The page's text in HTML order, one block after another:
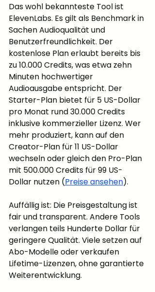
Das wohl bekannteste Tool ist
ElevenLabs. Es gilt als Benchmark in
Sachen Audioqualität und
Benutzerfreundlichkeit. Der
kostenlose Plan erlaubt bereits bis
zu 10.000 Credits, was etwa zehn
Minuten hochwertiger
Audioausgabe entspricht. Der
Starter-Plan bietet für 5 US-Dollar
pro Monat rund 30.000 Credits
inklusive kommerzieller Lizenz. Wer
mehr produziert, kann auf den
Creator-Plan für 11 US-Dollar
wechseln oder gleich den Pro-Plan
mit 500.000 Credits für 99 US-
Dollar nutzen (Preise ansehen).
Auffällig ist: Die Preisgestaltung ist
fair und transparent. Andere Tools
verlangen teils Hunderte Dollar für
geringere Qualität. Viele setzen auf
Abo-Modelle oder verkaufen
Lifetime-Lizenzen, ohne garantierte
Weiterentwicklung.